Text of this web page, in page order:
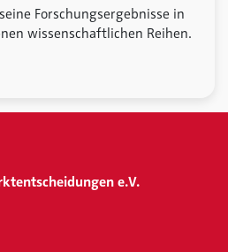
Forschungsergebnisse in
wissenschaftlichen Reihen.
e.V.